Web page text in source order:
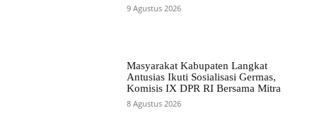
9 Agustus 2026
Masyarakat Kabupaten Langkat
Antusias Ikuti Sosialisasi Germas,
Komisis IX DPR RI Bersama Mitra
8 Agustus 2026